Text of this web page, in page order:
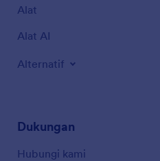
Alat
Alat AI
Alternatif
Dukungan
Hubungi kami